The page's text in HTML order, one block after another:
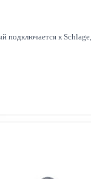
подключается к